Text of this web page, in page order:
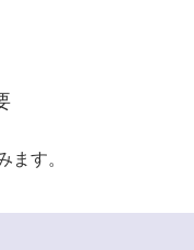
す。